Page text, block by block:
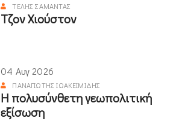
ΤΈΛΗΣ ΣΑΜΑΝΤΆΣ
Τζον Χιούστον
04 Αυγ 2026
ΠΑΝΑΓΙΏΤΗΣ ΙΩΑΚΕΙΜΊΔΗΣ
Η πολυσύνθετη γεωπολιτική
εξίσωση